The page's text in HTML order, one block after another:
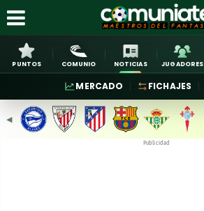
PUNTOS COMUNIO NOTICIAS JUGADORES
MERCADO FICHAJES
◀︎
Publicidad